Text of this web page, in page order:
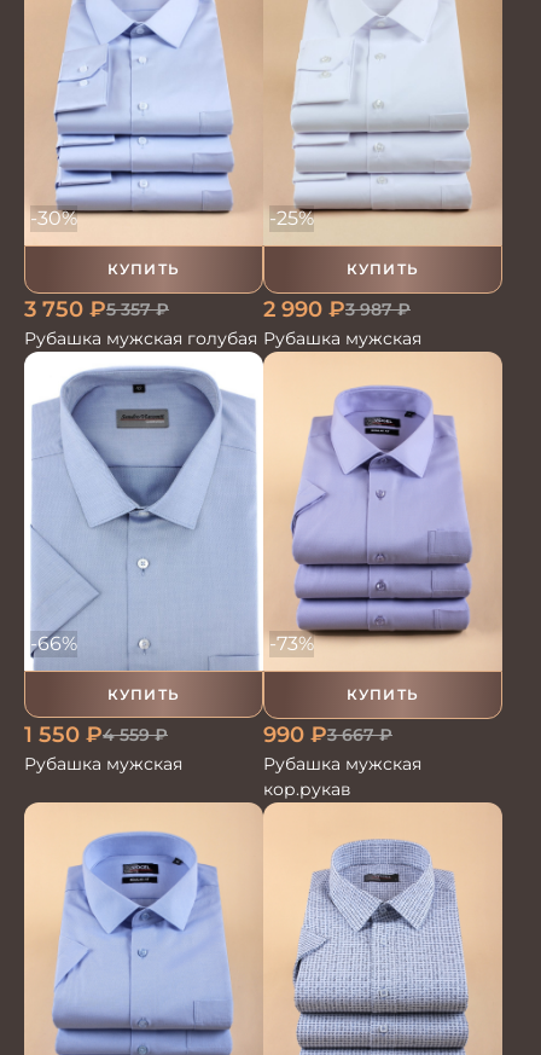
КУПИТЬ
-30%
3 750 ₽5 357₽
Рубашка мужская голубая
КУПИТЬ
-25%
2 990 ₽3 987₽
Рубашка мужская
КУПИТЬ
-66%
1 550 ₽4 559₽
Рубашка мужская
КУПИТЬ
-73%
990 ₽3 667₽
Рубашка мужская
кор.рукав